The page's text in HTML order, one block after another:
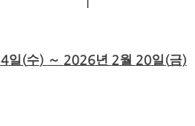
4일 (수) ～ 2026년 2월 20일 (금)